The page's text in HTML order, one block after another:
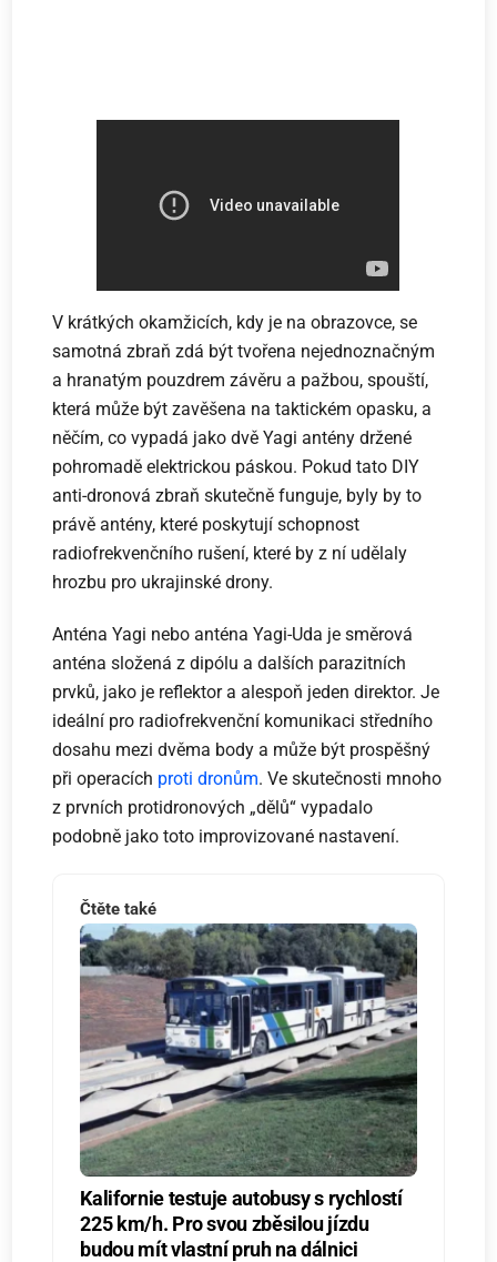
V krátkých okamžicích, kdy je na obrazovce, se
samotná zbraň zdá být tvořena nejednoznačným
a hranatým pouzdrem závěru a pažbou, spouští,
která může být zavěšena na taktickém opasku, a
něčím, co vypadá jako dvě Yagi antény držené
pohromadě elektrickou páskou. Pokud tato DIY
anti-dronová zbraň skutečně funguje, byly by to
právě antény, které poskytují schopnost
radiofrekvenčního rušení, které by z ní udělaly
hrozbu pro ukrajinské drony.
Anténa Yagi nebo anténa Yagi-Uda je směrová
anténa složená z dipólu a dalších parazitních
prvků, jako je reflektor a alespoň jeden direktor. Je
ideální pro radiofrekvenční komunikaci středního
dosahu mezi dvěma body a může být prospěšný
při operacích proti dronům. Ve skutečnosti mnoho
z prvních protidronových „dělů“ vypadalo
podobně jako toto improvizované nastavení.
Čtěte také
Kalifornie testuje autobusy s rychlostí
225 km/h. Pro svou zběsilou jízdu
budou mít vlastní pruh na dálnici